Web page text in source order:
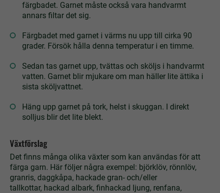
färgbadet. Garnet måste också vara handvarmt
annars filtar det sig.
Färgbadet med garnet i värms nu upp till cirka 90
grader. Försök hålla denna temperatur i en timme.
Sedan tas garnet upp, tvättas och sköljs i handvarmt
vatten. Garnet blir mjukare om man häller lite ättika i
sista sköljvattnet.
Häng upp garnet på tork, helst i skuggan. I direkt
solljus blir det lite blekt.
Växtförslag
Det finns många olika växter som kan användas för att
färga garn. Här följer några exempel: björklöv, rönnlöv,
granris, daggkåpa, hackade gran- och/eller
tallkottar, hackad albark, finhackad ljung, renfana,